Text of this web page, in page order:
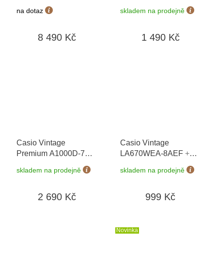
na dotaz
8 490 Kč
možnost výměny do 90
dní + doprava zdarma
skladem na prodejně
1 490 Kč
Casio Vintage
Premium A1000D-7EF
+ možnost výměny do
90 dní + doprava
skladem na prodejně
2 690 Kč
Casio Vintage
LA670WEA-8AEF +
možnost výměny do 90
dní
skladem na prodejně
999 Kč
Novinka